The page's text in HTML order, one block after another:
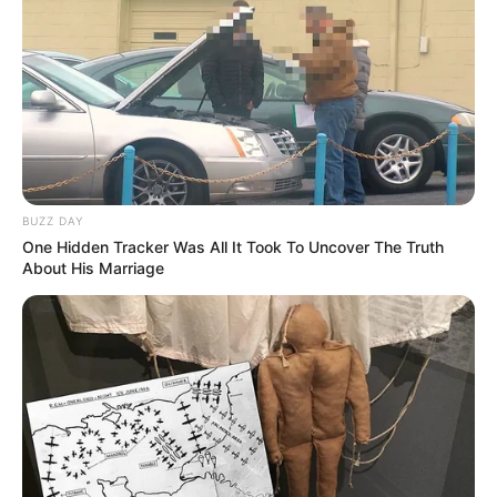
Questionado sobre a possibilidade de destravar o projeto, Motta
não hesitou em reconhecer o valor da reivindicação.
-ad52
Estamos dialogando com o governo, um projeto que é muito
justo
. A categoria tem defendido há muitos anos essas melhorias
no que diz respeito ao vínculo de emprego desses homens e
mulheres que estão debaixo de sol, debaixo de chuva, no Brasil
inteiro, procurando levar os serviços de saúde a todas as
comunidades do nosso país", declarou.
BUZZ DAY
One Hidden Tracker Was All It Took To Uncover The Truth
About His Marriage